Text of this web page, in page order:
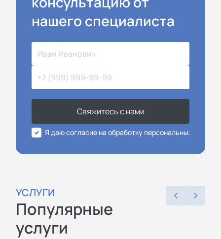
нашего специалиста
Свяжитесь с нами
Я даю согласие на обработку персональных
УСЛУГИ
Популярные
услуги